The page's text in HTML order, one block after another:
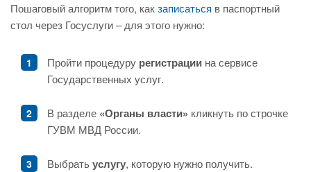
Пошаговый алгоритм того, какзаписаться в паспортный
стол через Госуслуги – для этого нужно:
Пройти процедуру регистрации на сервисе
Государственных услуг.
В разделе «Органы власти» кликнуть по строчке
ГУВМ МВД России.
Выбратьуслугу, которую нужно получить.